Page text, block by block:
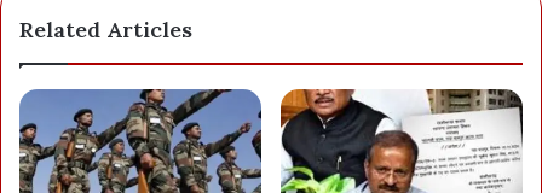
Related Articles